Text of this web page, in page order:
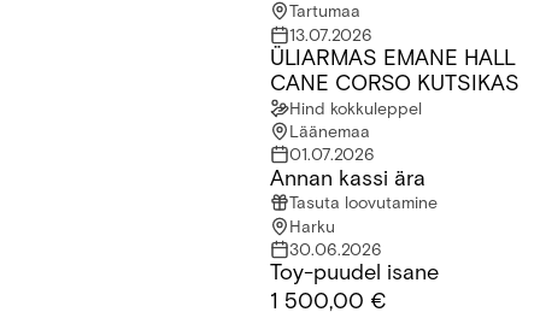
Tartumaa
13.07.2026
ÜLIARMAS EMANE HALL CANE CORSO KUTSIKAS
ÜLIARMAS EMANE HALL
CANE CORSO KUTSIKAS
Hind kokkuleppel
Läänemaa
01.07.2026
Annan kassi ära
Tasuta loovutamine
Harku
30.06.2026
Toy-puudel isane
1 500,00 €